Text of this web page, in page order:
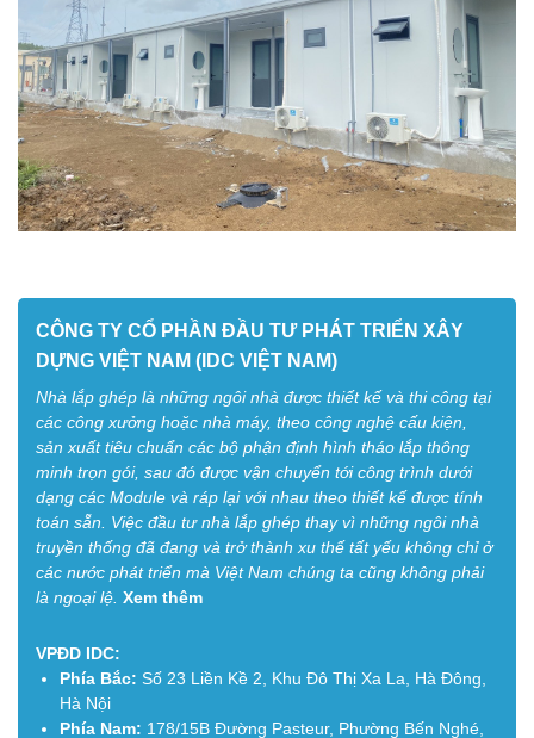
CÔNG TY CỔ PHẦN ĐẦU TƯ PHÁT TRIỂN XÂY
DỰNG VIỆT NAM (IDC VIỆT NAM)
Nhà lắp ghép là những ngôi nhà được thiết kế và thi công tại
các công xưởng hoặc nhà máy, theo công nghệ cấu kiện,
sản xuất tiêu chuẩn các bộ phận định hình tháo lắp thông
minh trọn gói, sau đó được vận chuyển tới công trình dưới
dạng các Module và ráp lại với nhau theo thiết kế được tính
toán sẵn. Việc đầu tư nhà lắp ghép thay vì những ngôi nhà
truyền thống đã đang và trở thành xu thế tất yếu không chỉ ở
các nước phát triển mà Việt Nam chúng ta cũng không phải
là ngoại lệ. Xem thêm
VPĐD IDC:
Phía Bắc: Số 23 Liền Kề 2, Khu Đô Thị Xa La, Hà Đông,
Hà Nội
Phía Nam: 178/15B Đường Pasteur, Phường Bến Nghé,